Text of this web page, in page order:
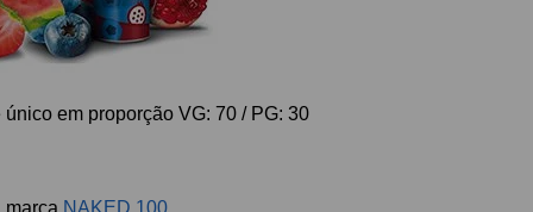
em proporção VG: 70 / PG: 30
marca NAKED 100